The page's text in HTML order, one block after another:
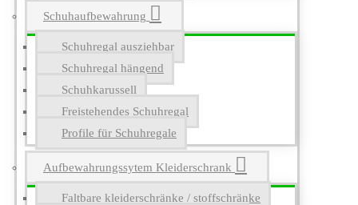
Schuhaufbewahrung
Schuhregal ausziehbar
Schuhregal hängend
Schuhkarussell
Freistehendes Schuhregal
Profile für Schuhregale
Aufbewahrungssytem Kleiderschrank
Faltbare kleiderschränke / stoffschränke